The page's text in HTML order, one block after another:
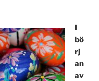
I
bö
rj
an
av